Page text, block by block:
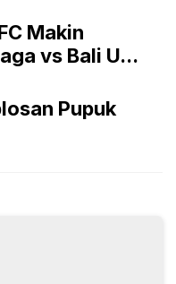
Makin
vs Bali U...
Pupuk